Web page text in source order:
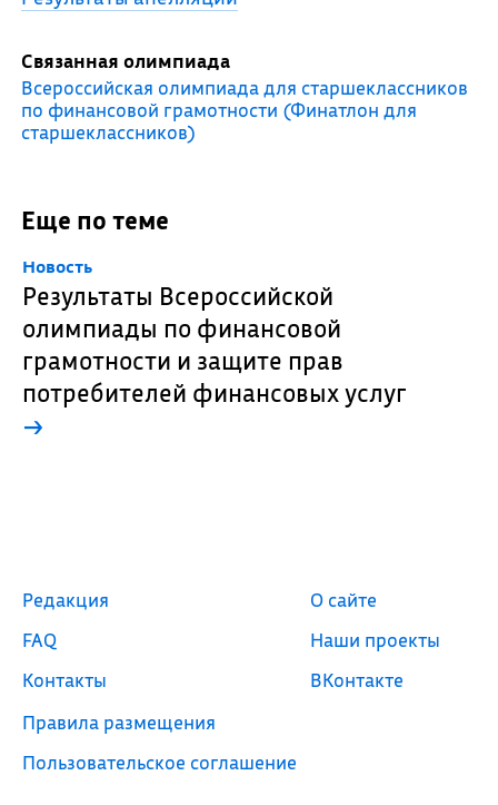
Связанная олимпиада
Всероссийская олимпиада для старшеклассников
по финансовой грамотности (Финатлон для
старшеклассников)
Еще по теме
Новость
Результаты Всероссийской
олимпиады по финансовой
грамотности и защите прав
потребителей финансовых услуг
→
Редакция
FAQ
Контакты
Правила размещения
Пользовательское соглашение
О сайте
Наши проекты
ВКонтакте